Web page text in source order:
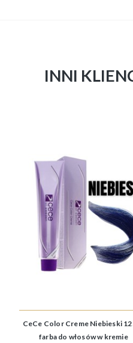
INNI
CeCe Color Creme Niebieski
farba do włosów w kremie